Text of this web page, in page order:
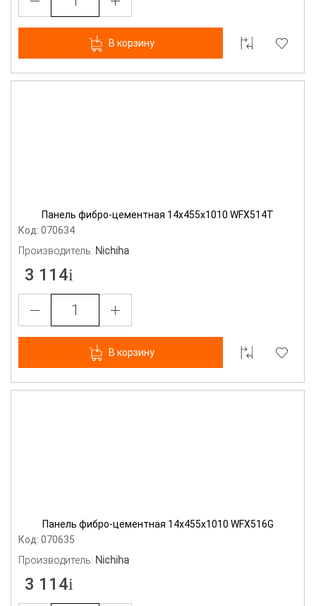
В корзину
Панель фибро-цементная 14х455х1010 WFX514T
Код: 070634
Производитель: Nichiha
3 114
В корзину
Панель фибро-цементная 14х455х1010 WFX516G
Код: 070635
Производитель: Nichiha
3 114